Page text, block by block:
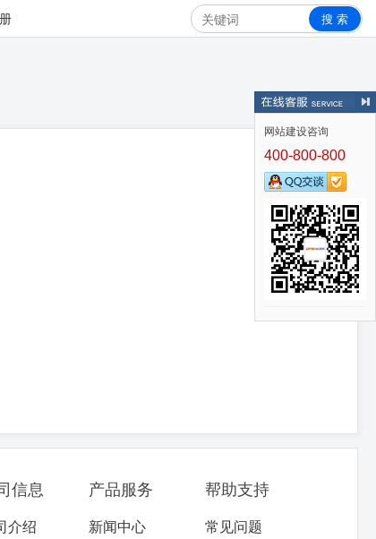
搜 索
信息
介绍
产品服务
新闻中心
帮助支持
常见问题
网站建设咨询
400-800-800